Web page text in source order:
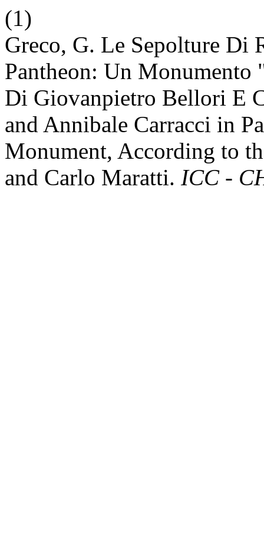
(1)
Greco, G. Le Sepolture Di
Pantheon: Un
Di Giovanpietro Bellori E
and Annibale Carracci in
Monument, According to
and Carlo Maratti. ICC -